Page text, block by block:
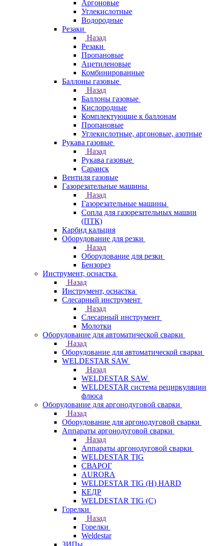
Аргоновые
Углекислотные
Водородные
Резаки
Назад
Резаки
Пропановые
Ацетиленовые
Комбинированные
Баллоны газовые
Назад
Баллоны газовые
Кислородные
Комплектующие к баллонам
Пропановые
Углекислотные, аргоновые, азотные
Рукава газовые
Назад
Рукава газовые
Саранск
Вентиля газовые
Газорезательные машины
Назад
Газорезательные машины
Сопла для газорезательных машин
(ПТК)
Карбид кальция
Оборудование для резки
Назад
Оборудование для резки
Бензорез
Инструмент, оснастка
Назад
Инструмент, оснастка
Слесарный инструмент
Назад
Слесарный инструмент
Молотки
Оборудование для автоматической сварки
Назад
Оборудование для автоматической сварки
WELDESTAR SAW
Назад
WELDESTAR SAW
WELDESTAR система рециркуляции
флюса
Оборудование для аргонодуговой сварки
Назад
Оборудование для аргонодуговой сварки
Аппараты аргонодуговой сварки
Назад
Аппараты аргонодуговой сварки
WELDESTAR TIG
СВАРОГ
AURORA
WELDESTAR TIG (H) HARD
КЕДР
WELDESTAR TIG (С)
Горелки
Назад
Горелки
Weldestar
ЗИПы